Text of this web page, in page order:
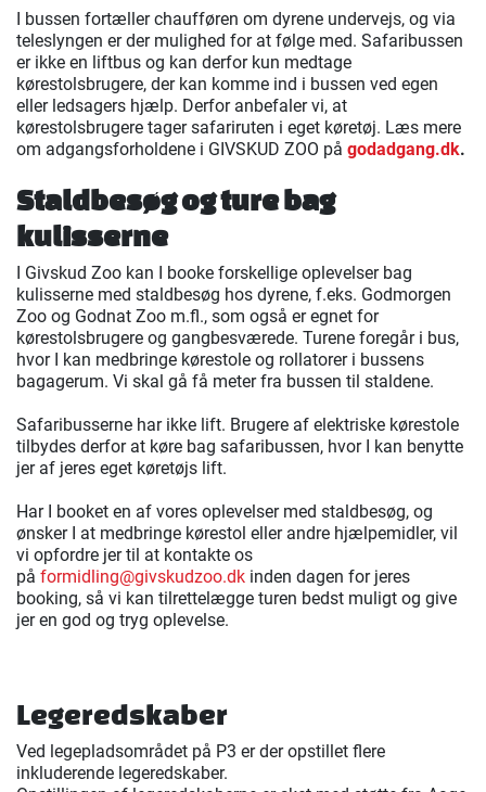
I bussen fortæller chaufføren om dyrene undervejs, og via
teleslyngen er der mulighed for at følge med. Safaribussen
er ikke en liftbus og kan derfor kun medtage
kørestolsbrugere, der kan komme ind i bussen ved egen
eller ledsagers hjælp. Derfor anbefaler vi, at
kørestolsbrugere tager safariruten i eget køretøj. Læs mere
om adgangsforholdene i GIVSKUD ZOO på godadgang.dk.
Staldbesøg og ture bag
kulisserne
I Givskud Zoo kan I booke forskellige oplevelser bag
kulisserne med staldbesøg hos dyrene, f.eks. Godmorgen
Zoo og Godnat Zoo m.fl., som også er egnet for
kørestolsbrugere og gangbesværede. Turene foregår i bus,
hvor I kan medbringe kørestole og rollatorer i bussens
bagagerum. Vi skal gå få meter fra bussen til staldene.
Safaribusserne har ikke lift. Brugere af elektriske kørestole
tilbydes derfor at køre bag safaribussen, hvor I kan benytte
jer af jeres eget køretøjs lift.
Har I booket en af vores oplevelser med staldbesøg, og
ønsker I at medbringe kørestol eller andre hjælpemidler, vil
vi opfordre jer til at kontakte os
på formidling@givskudzoo.dk inden dagen for jeres
booking, så vi kan tilrettelægge turen bedst muligt og give
jer en god og tryg oplevelse.
Legeredskaber
Ved legepladsområdet på P3 er der opstillet flere
inkluderende legeredskaber.